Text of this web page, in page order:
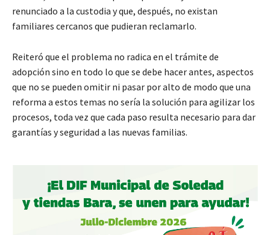
renunciado a la custodia y que, después, no existan
familiares cercanos que pudieran reclamarlo.
Reiteró que el problema no radica en el trámite de
adopción sino en todo lo que se debe hacer antes, aspectos
que no se pueden omitir ni pasar por alto de modo que una
reforma a estos temas no sería la solución para agilizar los
procesos, toda vez que cada paso resulta necesario para dar
garantías y seguridad a las nuevas familias.